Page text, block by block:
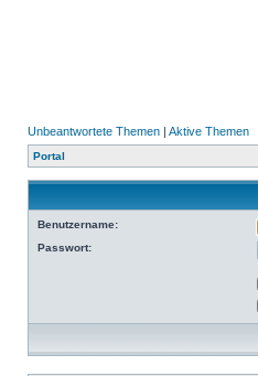
Unbeantwortete Themen | Aktive Themen
Portal
Benutzername:
Passwort: